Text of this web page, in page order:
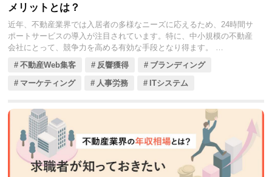
メリットとは？
近年、不動産業界では入居者の多様なニーズに応えるため、24時間サ
ポートサービスの導入が注目されています。特に、中小規模の不動産
会社にとって、競争力を高める有効な手段となり得ます。
今回の記事では、24時間サポートサービスの導入によって得られる具
体的なメリットや、導入時の注意点についてくわしく解説します。こ
れにより、入居者満足度の向上や業務効率化、物件価値の向上や付帯
す。これからの不動産経営に役立つ情報なので、ぜひ参考にしてくだ
さい。
不動産Web集客 反響獲得
ブランディング
マーケティング
人事労務 ITシステム